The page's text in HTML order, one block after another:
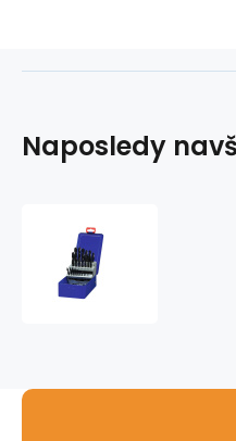
Naposledy
25